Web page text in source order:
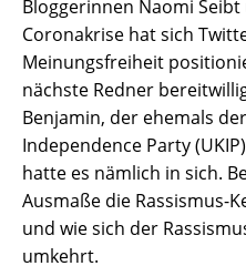
Bloggerinnen Naomi Seibt
Coronakrise hat sich
Meinungsfreiheit
nächste Redner
Benjamin, der ehemals
Independence Party
hatte es nämlich in sich.
Ausmaße die Rassismus-
und wie sich der
umkehrt.